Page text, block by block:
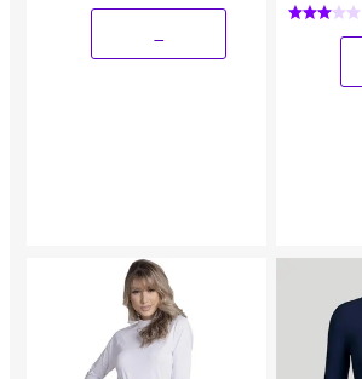
Treino Casual Básica